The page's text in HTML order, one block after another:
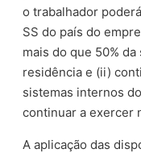
o trabalhador
SS do país do
mais do que 50%
residência e (ii)
sistemas internos
continuar a exercer
A aplicação das